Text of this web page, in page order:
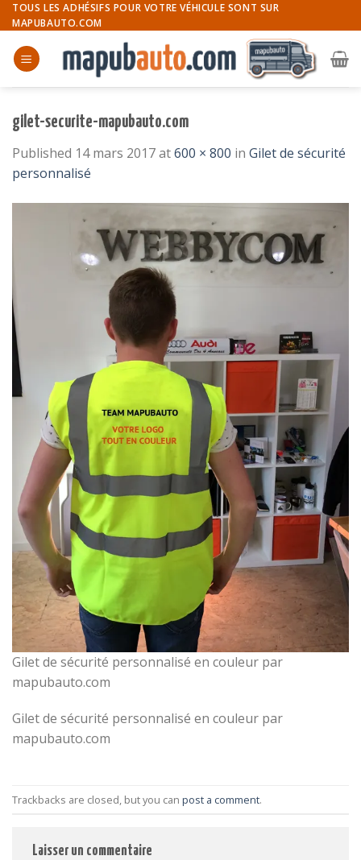
Skip
to
content
TOUS LES ADHÉSIFS POUR VOTRE VÉHICULE SONT SUR
MAPUBAUTO.COM
gilet-securite-mapubauto.com
Published 14 mars 2017at600 × 800 in Gilet de sécurité
personnalisé
Gilet de sécurité personnalisé en couleur par
mapubauto.com
Gilet de sécurité personnalisé en couleur par
mapubauto.com
Trackbacks are closed, but you can post a comment.
Laisser un commentaire